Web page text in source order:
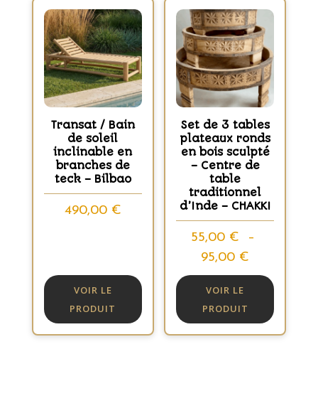
Transat / Bain
de soleil
inclinable en
branches de
teck – Bilbao
490,00 €
VOIR LE
PRODUIT
Set de 3 tables
plateaux ronds
en bois sculpté
– Centre de
table
traditionnel
d’Inde – CHAKKI
55,00 €
–
95,00 €
de
55,00 €
à
VOIR LE
PRODUIT